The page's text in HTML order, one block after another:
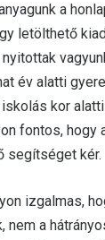
a
letölthető
év alatti
kor
fontos, hogy
segítséget kér.
izgalmas,
nem a